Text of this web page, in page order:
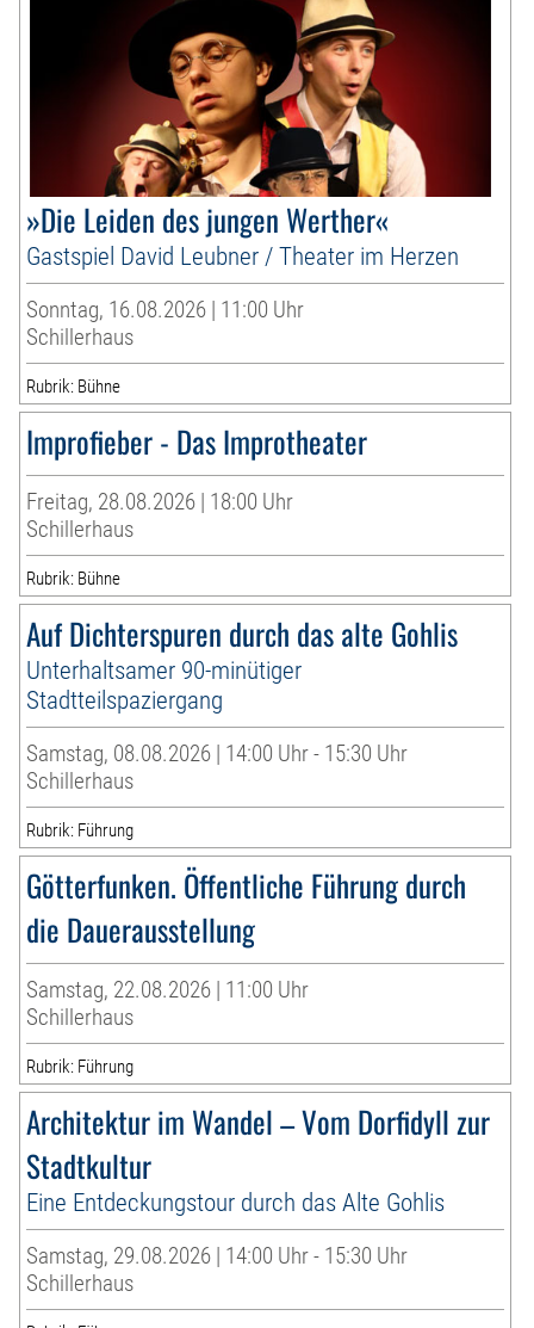
»Die Leiden des jungen Werther«
Gastspiel David Leubner / Theater im Herzen
Sonntag, 16.08.2026 | 11:00 Uhr
Schillerhaus
Rubrik: Bühne
Improfieber - Das Improtheater
Freitag, 28.08.2026 | 18:00 Uhr
Schillerhaus
Rubrik: Bühne
Auf Dichterspuren durch das alte Gohlis
Unterhaltsamer 90-minütiger
Stadtteilspaziergang
Samstag, 08.08.2026 | 14:00 Uhr - 15:30 Uhr
Schillerhaus
Rubrik: Führung
Götterfunken. Öffentliche Führung durch
die Dauerausstellung
Samstag, 22.08.2026 | 11:00 Uhr
Schillerhaus
Rubrik: Führung
Architektur im Wandel – Vom Dorfidyll zur
Stadtkultur
Eine Entdeckungstour durch das Alte Gohlis
Samstag, 29.08.2026 | 14:00 Uhr - 15:30 Uhr
Schillerhaus